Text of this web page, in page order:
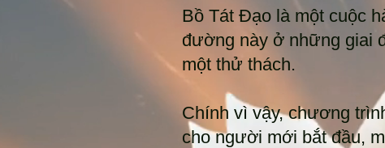
Bồ Tát Đạo là một cuộc
đường này ở những giai
một thử thách.
Chính vì vậy, chương
cho người mới bắt đầu,